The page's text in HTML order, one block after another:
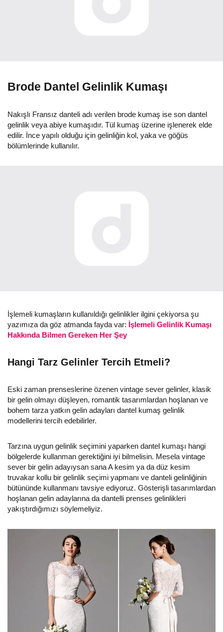
Brode Dantel Gelinlik Kumaşı
Nakışlı Fransız danteli adı verilen brode kumaş ise son dantel
gelinlik veya abiye kumaşıdır. Tül kumaş üzerine işlenerek elde
edilir. İnce yapılı olduğu için gelinliğin kol, yaka ve göğüs
bölümlerinde kullanılır.
İşlemeli kumaşların kullanıldığı gelinlikler ilgini çekiyorsa şu
yazımıza da göz atmanda fayda var: İşlemeli Gelinlik Kumaşı
Hakkında Bilmen Gereken Her Şey
Hangi Tarz Gelinler Tercih Etmeli?
Eski zaman prenseslerine özenen vintage sever gelinler, klasik
bir gelin olmayı düşleyen, romantik tasarımlardan hoşlanan ve
bohem tarza yatkın gelin adayları dantel kumaş gelinlik
modellerini tercih edebilirler.
Tarzına uygun gelinlik seçimini yaparken dantel kumaşı hangi
bölgelerde kullanman gerektiğini iyi bilmelisin. Mesela vintage
sever bir gelin adayıysan sana A kesim ya da düz kesim
truvakar kollu bir gelinlik seçimi yapmanı ve danteli gelinliğinin
bütününde kullanmanı tavsiye ediyoruz. Gösterişli tasarımlardan
hoşlanan gelin adaylarına da dantelli prenses gelinlikleri
yakıştırdığımızı söylemeliyiz.